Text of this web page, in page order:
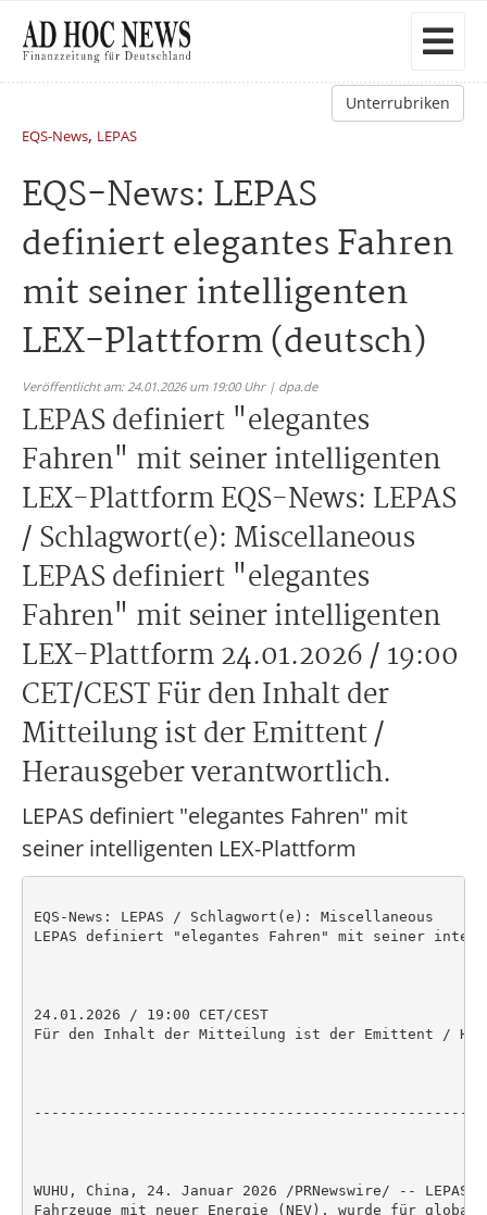
Unterrubriken
EQS-News, LEPAS
EQS-News: LEPAS
definiert elegantes Fahren
mit seiner intelligenten
LEX-Plattform (deutsch)
Veröffentlicht am: 24.01.2026 um 19:00 Uhr | dpa.de
LEPAS definiert "elegantes
Fahren" mit seiner intelligenten
LEX-Plattform EQS-News: LEPAS
/ Schlagwort(e): Miscellaneous
LEPAS definiert "elegantes
Fahren" mit seiner intelligenten
LEX-Plattform 24.01.2026 / 19:00
CET/CEST Für den Inhalt der
Mitteilung ist der Emittent /
Herausgeber verantwortlich.
LEPAS definiert "elegantes Fahren" mit
seiner intelligenten LEX-Plattform
EQS-News: LEPAS / Schlagwort(e): Miscellaneous
LEPAS definiert "elegantes Fahren" mit seiner
24.01.2026 / 19:00 CET/CEST
Für den Inhalt der Mitteilung ist der Emittent /
WUHU, China, 24. Januar 2026 /PRNewswire/ --
Fahrzeuge mit neuer Energie (NEV), wurde für